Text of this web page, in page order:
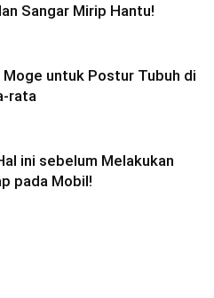
Sangar Mirip Hantu!
untuk Postur Tubuh di
rata
ini sebelum Melakukan
pada Mobil!